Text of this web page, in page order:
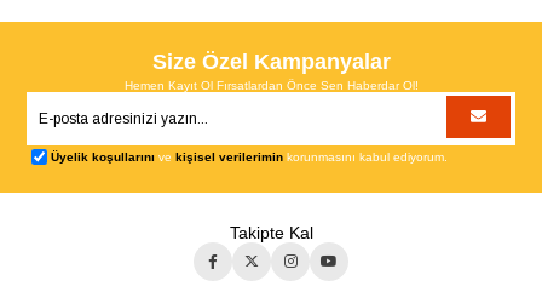
Size Özel Kampanyalar
Hemen Kayıt Ol Fırsatlardan Önce Sen Haberdar Ol!
Üyelik koşullarını vekişisel verilerimin korunmasını kabul ediyorum.
Takipte Kal